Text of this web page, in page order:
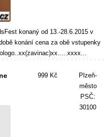
konaný od 13.-28.6.2015 v
konání cena za obě vstupenky
999 Kč
Plzeň-
město
PSČ:
30100